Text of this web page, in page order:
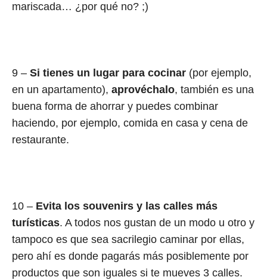
mariscada… ¿por qué no? ;)
9 – Si tienes un lugar para cocinar (por ejemplo,
en un apartamento), aprovéchalo, también es una
buena forma de ahorrar y puedes combinar
haciendo, por ejemplo, comida en casa y cena de
restaurante.
10 – Evita los souvenirs y las calles más
turísticas. A todos nos gustan de un modo u otro y
tampoco es que sea sacrilegio caminar por ellas,
pero ahí es donde pagarás más posiblemente por
productos que son iguales si te mueves 3 calles.